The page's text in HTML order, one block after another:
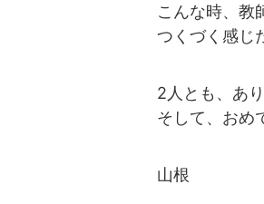
こんな時、教
つくづく感じ
2人とも、あり
そして、おめ
山根